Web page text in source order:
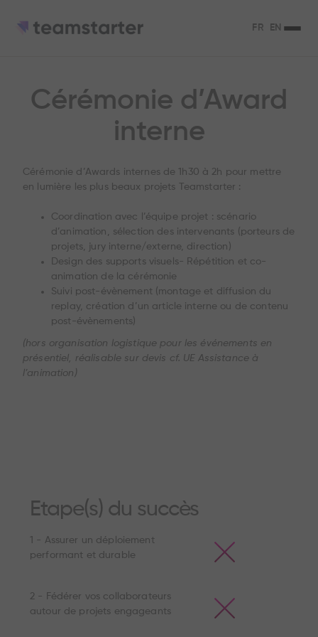
FR EN
Cérémonie d’Award
interne
Cérémonie d’Awards internes de 1h30 à 2h pour mettre
en lumière les plus beaux projets Teamstarter :
Coordination avec l’équipe projet : scénario
d’animation, sélection des intervenants (porteurs de
projets, jury interne/externe, direction)
Design des supports visuels- Répétition et co-
animation de la cérémonie
Suivi post-évènement (montage et diffusion du
replay, création d’un article interne ou de contenu
post-évènements)
(hors organisation logistique pour les événements en
présentiel, réalisable sur devis cf. UE Assistance à
l’animation)
Etape(s) du succès
1 - Assurer un déploiement
performant et durable
2 - Fédérer vos collaborateurs
autour de projets engageants